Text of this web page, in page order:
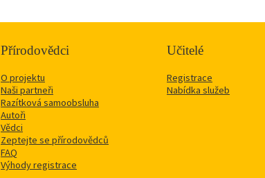
Přírodovědci
O projektu
Naši partneři
Razítková samoobsluha
Autoři
Vědci
Zeptejte se přírodovědců
FAQ
Výhody registrace
Učitelé
Registrace
Nabídka služeb